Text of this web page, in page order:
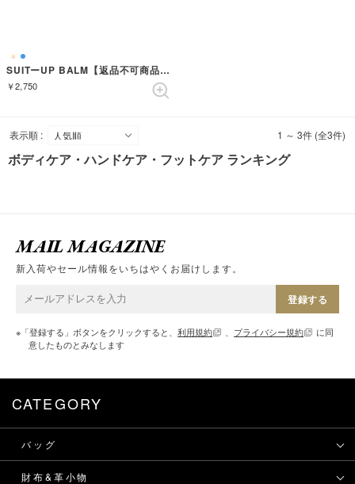
SUITーUP BALM【返品不可商品】 （AZZURRO）
￥2,750
表示順 : 1 ～ 3件 (全3件)
ボディケア・ハンドケア・フットケア ランキング
MAIL MAGAZINE
新入荷やセール情報をいちはやくお届けします。
登録する
※「登録する」ボタンをクリックすると、 利用規約 プライバシー規約
に同
意したものとみなします
CATEGORY
バッグ
財布&革小物